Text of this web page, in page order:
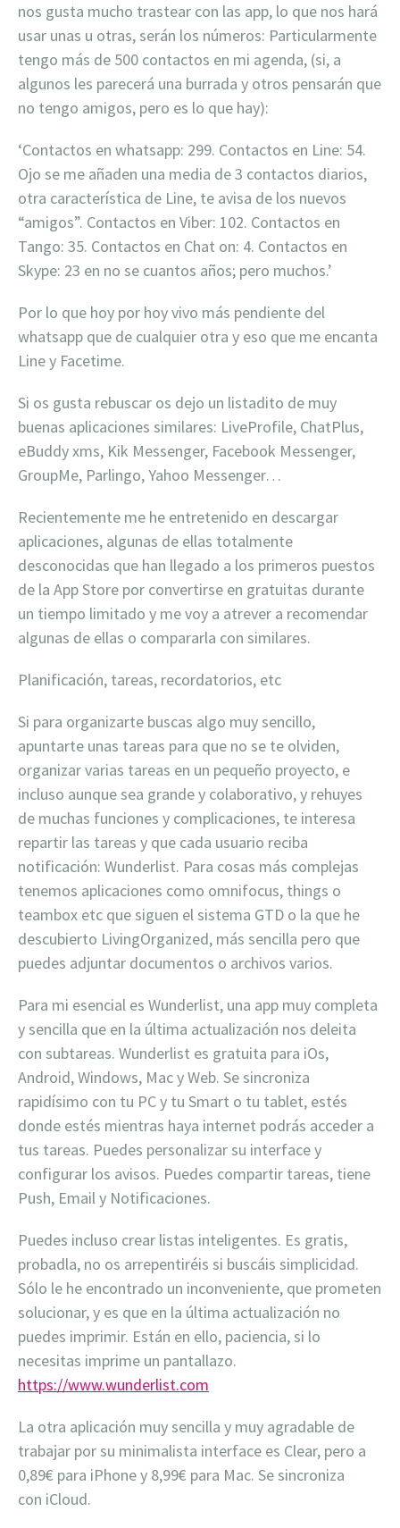
nos gusta mucho trastear con las app, lo que nos hará
usar unas u otras, serán los números: Particularmente
tengo más de 500 contactos en mi agenda, (si, a
algunos les parecerá una burrada y otros pensarán que
no tengo amigos, pero es lo que hay):
‘Contactos en whatsapp: 299. Contactos en Line: 54.
Ojo se me añaden una media de 3 contactos diarios,
otra característica de Line, te avisa de los nuevos
“amigos”. Contactos en Viber: 102. Contactos en
Tango: 35. Contactos en Chat on: 4. Contactos en
Skype: 23 en no se cuantos años; pero muchos.’
Por lo que hoy por hoy vivo más pendiente del
whatsapp que de cualquier otra y eso que me encanta
Line y Facetime.
Si os gusta rebuscar os dejo un listadito de muy
buenas aplicaciones similares: LiveProfile, ChatPlus,
eBuddy xms, Kik Messenger, Facebook Messenger,
GroupMe, Parlingo, Yahoo Messenger…
Recientemente me he entretenido en descargar
aplicaciones, algunas de ellas totalmente
desconocidas que han llegado a los primeros puestos
de la App Store por convertirse en gratuitas durante
un tiempo limitado y me voy a atrever a recomendar
algunas de ellas o compararla con similares.
Planificación, tareas, recordatorios, etc
Si para organizarte buscas algo muy sencillo,
apuntarte unas tareas para que no se te olviden,
organizar varias tareas en un pequeño proyecto, e
incluso aunque sea grande y colaborativo, y rehuyes
de muchas funciones y complicaciones, te interesa
repartir las tareas y que cada usuario reciba
notificación: Wunderlist. Para cosas más complejas
tenemos aplicaciones como omnifocus, things o
teambox etc que siguen el sistema GTD o la que he
descubierto LivingOrganized, más sencilla pero que
puedes adjuntar documentos o archivos varios.
Para mi esencial es Wunderlist, una app muy completa
y sencilla que en la última actualización nos deleita
con subtareas. Wunderlist es gratuita para iOs,
Android, Windows, Mac y Web. Se sincroniza
rapidísimo con tu PC y tu Smart o tu tablet, estés
donde estés mientras haya internet podrás acceder a
tus tareas. Puedes personalizar su interface y
configurar los avisos. Puedes compartir tareas, tiene
Push, Email y Notificaciones.
Puedes incluso crear listas inteligentes. Es gratis,
probadla, no os arrepentiréis si buscáis simplicidad.
Sólo le he encontrado un inconveniente, que prometen
solucionar, y es que en la última actualización no
puedes imprimir. Están en ello, paciencia, si lo
necesitas imprime un pantallazo.
https://www.wunderlist.com
La otra aplicación muy sencilla y muy agradable de
trabajar por su minimalista interface es Clear, pero a
0,89€ para iPhone y 8,99€ para Mac. Se sincroniza
con iCloud.